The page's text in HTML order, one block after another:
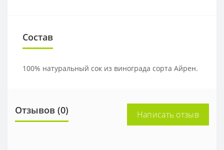
Состав
100% натуральный сок из винограда сорта Айрен.
Отзывов (0) Написать отзыв